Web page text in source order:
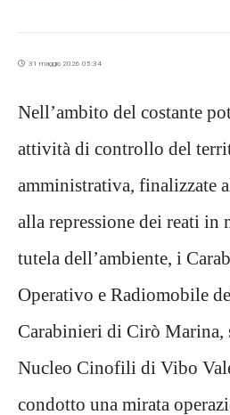
31 maggio 2026 05:34
Nell’ambito del costante
attività di controllo del
amministrativa, finalizzate
alla repressione dei reati in
tutela dell’ambiente, i
Operativo e Radiomobile
Carabinieri di Cirò Marina,
Nucleo Cinofili di Vibo
condotto una mirata